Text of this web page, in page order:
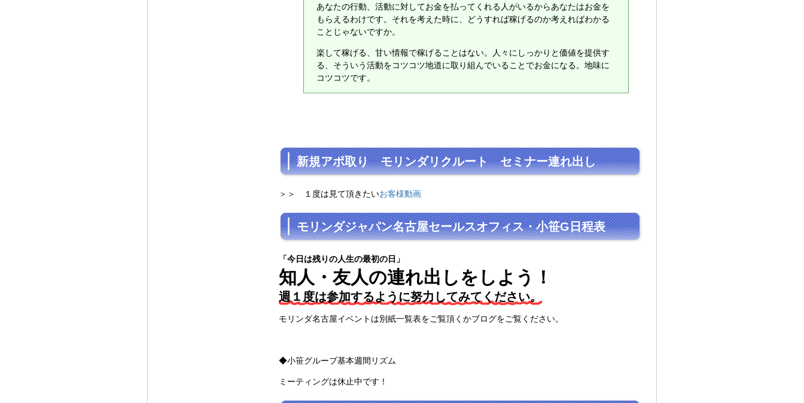
あなたの行動、活動に対してお金を払ってくれる人がいるからあなたはお金を
もらえるわけです。それを考えた時に、どうすれば稼げるのか考えればわかる
ことじゃないですか。
楽して稼げる、甘い情報で稼げることはない。人々にしっかりと価値を提供す
る、そういう活動をコツコツ地道に取り組んでいることでお金になる。地味に
コツコツです。
新規アポ取り モリンダリクルート セミナー連れ出し
＞＞ １度は見て頂きたいお客様動画
モリンダジャパン名古屋セールスオフィス・小笹G日程表
「今日は残りの人生の最初の日」
知人・友人の連れ出しをしよう！
週１度は参加するように努力してみてください。
モリンダ名古屋イベントは別紙一覧表をご覧頂くかブログをご覧ください。
◆小笹グループ基本週間リズム
ミーティングは休止中です！